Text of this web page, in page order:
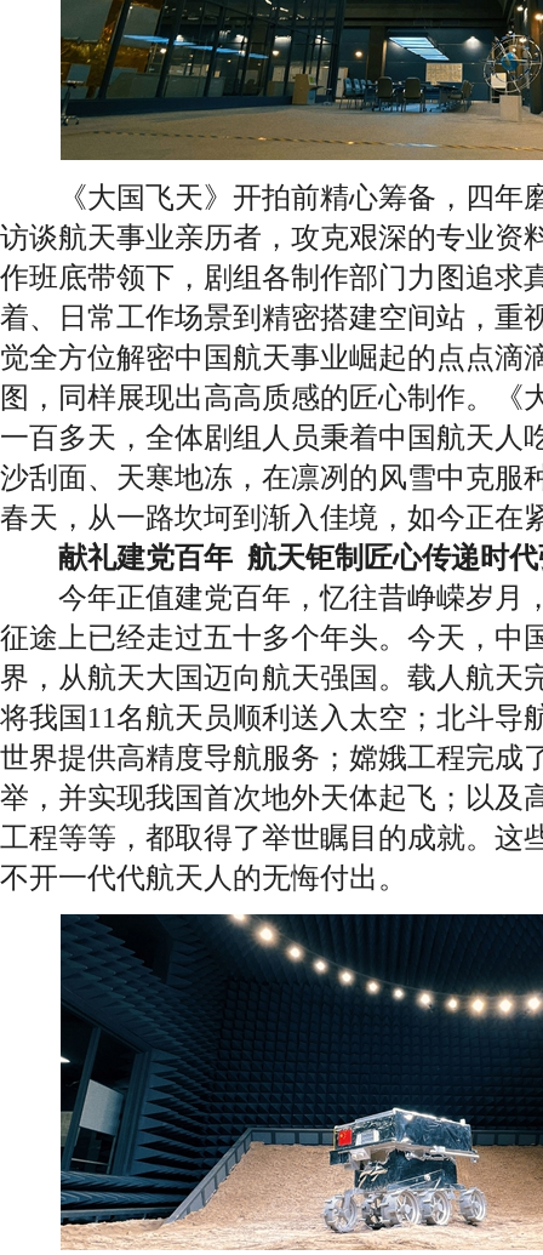
《大国飞天》开拍前精心筹备，四年
访谈航天事业亲历者，攻克艰深的专业资
作班底带领下，剧组各制作部门力图追求
着、日常工作场景到精密搭建空间站，重
觉全方位解密中国航天事业崛起的点点滴
图，同样展现出高高质感的匠心制作。《
一百多天，全体剧组人员秉着中国航天人
沙刮面、天寒地冻，在凛冽的风雪中克服
春天，从一路坎坷到渐入佳境，如今正在
献礼建党百年 航天钜制匠心传递时
今年正值建党百年，忆往昔峥嵘岁月
征途上已经走过五十多个年头。今天，中
界，从航天大国迈向航天强国。载人航天
将我国11名航天员顺利送入太空；北斗导
世界提供高精度导航服务；嫦娥工程完成
举，并实现我国首次地外天体起飞；以及
工程等等，都取得了举世瞩目的成就。
不开一代代航天人的无悔付出。